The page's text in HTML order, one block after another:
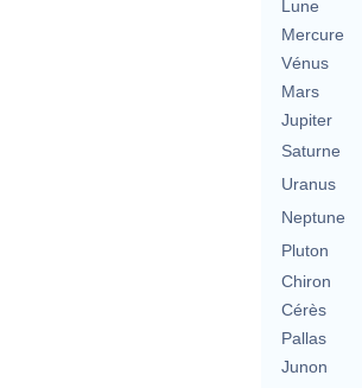
Lune
Mercure
Vénus
Mars
Jupiter
Saturne
Uranus
Neptune
Pluton
Chiron
Cérès
Pallas
Junon